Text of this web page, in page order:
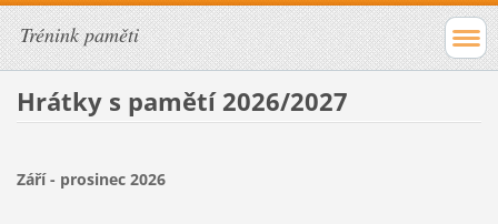
Trénink paměti
Hrátky s pamětí 2026/2027
Září - prosinec 2026